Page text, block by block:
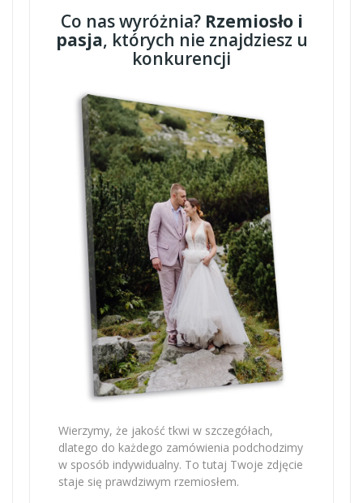
Co nas wyróżnia? Rzemiosło i
pasja, których nie znajdziesz u
konkurencji
Wierzymy, że jakość tkwi w szczegółach,
dlatego do każdego zamówienia podchodzimy
w sposób indywidualny. To tutaj Twoje zdjęcie
staje się prawdziwym rzemiosłem.